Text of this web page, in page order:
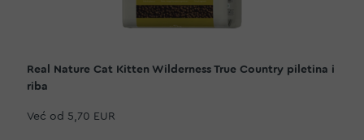
Real Nature Cat Kitten Wilderness True Country piletina i
riba
Već od 5,70 EUR